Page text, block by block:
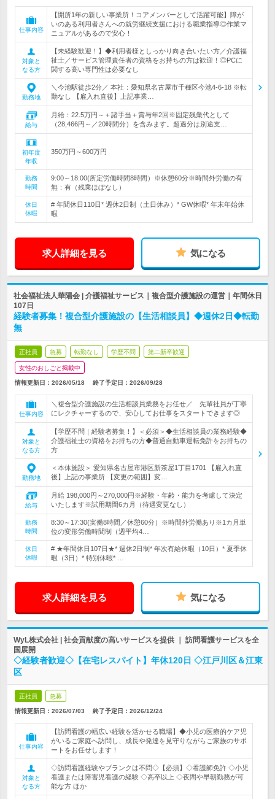
仕事内容
【開所1年の新しい事業所！コアメンバーとして活躍可能】障が
いのある利用者さんへの就労継続支援における職業指導◎作業マ
ニュアルがあるので安心！
対象と
なる方
【未経験歓迎！】◆利用者様としっかり向き合いたい方／介護福
祉士／サービス管理責任者の資格をお持ちの方は歓迎！◎PCに
関する高い専門性は必要なし
勤務地
＼今池駅徒歩2分／ 本社：愛知県名古屋市千種区今池4-6-18 ※転
勤なし 【雇入れ直後】上記事業…
給与
月給：22.5万円～＋諸手当＋賞与年2回※固定残業代として
（28,466円～／20時間分）を含みます。超過分は別途支…
初年度
年収
350万円～600万円
勤務
時間
9:00～18:00(所定労働時間8時間）※休憩60分※時間外労働の有
無：有（残業ほぼなし）
休日
休暇
# 年間休日110日* 週休2日制（土日休み）* GW休暇* 年末年始休
暇
求人詳細を見る 気になる
社会福祉法人華陽会 | 介護福祉サービス｜複合型介護施設の運営｜年間休日
107日
経験者募集！複合型介護施設の【生活相談員】◆週休2日◆転勤
無
正社員 急募 転勤なし 学歴不問 第二新卒歓迎
女性のおしごと掲載中
情報更新日：2026/05/18 終了予定日： 2026/09/28
仕事内容
＼複合型介護施設の生活相談員業務をお任せ／ 先輩社員が丁寧
にレクチャーするので、安心してお仕事をスタートできます◎
対象と
なる方
【学歴不問｜経験者募集！】＜必須＞◆生活相談員の業務経験◆
介護福祉士の資格をお持ちの方◆普通自動車運転免許をお持ちの
方
勤務地
＜本体施設＞ 愛知県名古屋市港区新茶屋1丁目1701 【雇入れ直
後】上記の事業所 【変更の範囲】変…
給与
月給 198,000円～270,000円※経験・年齢・能力を考慮して決定
いたします※試用期間6カ月（待遇変更なし）
勤務
時間
8:30～17:30(実働8時間／休憩60分）※時間外労働あり※1カ月単
位の変形労働時間制（週平均4…
休日
休暇
# ★年間休日107日★* 週休2日制* 年次有給休暇（10日）* 夏季休
暇（3日）* 特別休暇* …
求人詳細を見る 気になる
WyL株式会社 | 社会貢献度の高いサービスを提供 ｜ 訪問看護サービスを全
国展開
◇経験者歓迎◇【在宅レスパイト】年休120日 ◇江戸川区＆江東
区
正社員 急募
情報更新日：2026/07/03 終了予定日： 2026/12/24
仕事内容
【訪問看護の幅広い経験を活かせる職場】◆小児の医療的ケア児
がいるご家庭へ訪問し、成長や発達を見守りながらご家族のサポ
ートをお任せします！
対象と
なる方
◇訪問看護経験やブランクは不問◇【必須】◇看護師免許 ◇小児
看護または障害児看護の経験 ◇高卒以上 ◇夜間や早朝勤務が可
能な方 ほか